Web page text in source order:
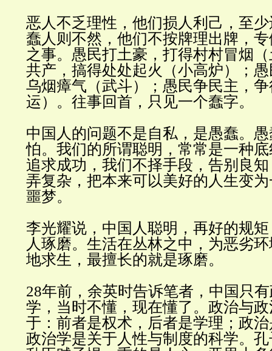
恶人不乏理性，他们损人利己，至
蠢人则不然，他们不按牌理出牌，
之事。愚民打土豪，打得村村冒烟
共产，搞得处处起火（小高炉）；
乌烟瘴气（武斗）；愚民争民主，
运）。往事回首，只见一个蠢字。
中国人的问题不是自私，是愚蠢。
怕。我们的所谓聪明，常常是一种
追求成功，我们不择手段，告别良
弄复杂，把本来可以美好的人生变
噩梦。
李光耀说，中国人聪明，再好的规
人琢磨。生活在丛林之中，为恶劣
地求生，最擅长的就是琢磨。
28年前，余英时告诉笔者，中国只
学，当时不懂，现在懂了。政治与
于：前者是权术，后者是学理；政
政治学是关于人性与制度的科学。